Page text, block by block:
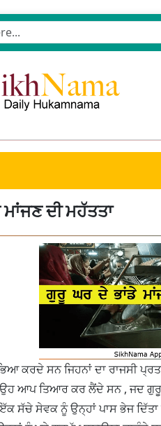
ਦੀ ਮਹੱਤਤਾ
ਕਰਦੇ ਸਨ ਜਿਹਨਾਂ ਦਾ ਰਾਜਸੀ
ਆਪ ਤਿਆਰ ਕਰ ਲੈਂਦੇ ਸਨ , ਜਦ ਗੁਰੂ
ਸੱਚੇ ਸੇਵਕ ਨੂੰ ਉਨ੍ਹਾਂ ਪਾਸ ਭੇਜ ਦਿੱਤਾ